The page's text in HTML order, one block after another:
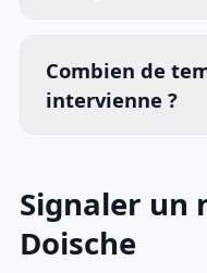
Combien de
intervienne ?
Signaler un
Doische